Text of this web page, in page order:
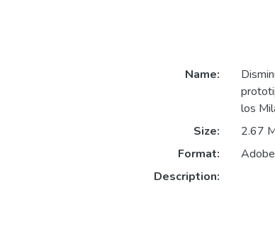
Name:
los
Size:
2.67
Format:
Description: